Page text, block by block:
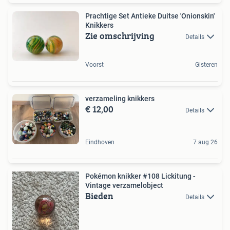
Prachtige Set Antieke Duitse 'Onionskin'
Knikkers
Zie omschrijving Details
Voorst Gisteren
verzameling knikkers
€ 12,00 Details
Eindhoven 7 aug 26
Pokémon knikker #108 Lickitung -
Vintage verzamelobject
Bieden Details